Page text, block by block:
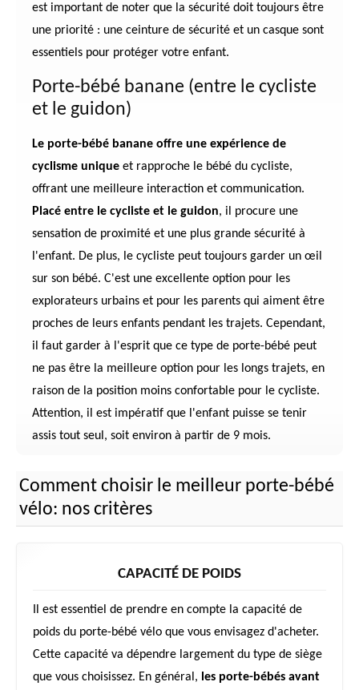
est important de noter que la sécurité doit toujours être
une priorité : une ceinture de sécurité et un casque sont
essentiels pour protéger votre enfant.
Porte-bébé banane (entre le cycliste
et le guidon)
Le porte-bébé banane offre une expérience de
cyclisme unique et rapproche le bébé du cycliste,
offrant une meilleure interaction et communication.
Placé entre le cycliste et le guidon, il procure une
sensation de proximité et une plus grande sécurité à
l'enfant. De plus, le cycliste peut toujours garder un œil
sur son bébé. C'est une excellente option pour les
explorateurs urbains et pour les parents qui aiment être
proches de leurs enfants pendant les trajets. Cependant,
il faut garder à l'esprit que ce type de porte-bébé peut
ne pas être la meilleure option pour les longs trajets, en
raison de la position moins confortable pour le cycliste.
Attention, il est impératif que l'enfant puisse se tenir
assis tout seul, soit environ à partir de 9 mois.
Comment choisir le meilleur porte-bébé
vélo: nos critères
CAPACITÉ DE POIDS
Il est essentiel de prendre en compte la capacité de
poids du porte-bébé vélo que vous envisagez d'acheter.
Cette capacité va dépendre largement du type de siège
que vous choisissez. En général, les porte-bébés avant